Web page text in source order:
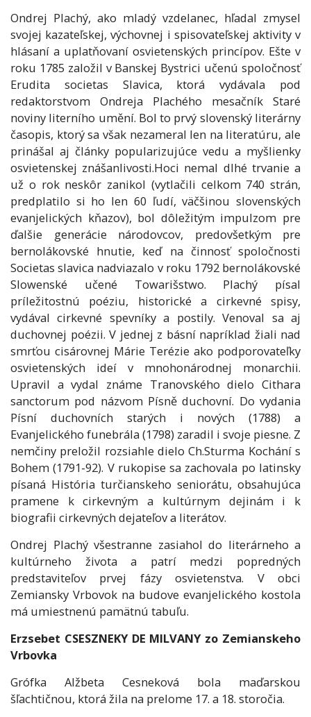
Ondrej Plachý, ako mladý vzdelanec, hľadal zmysel
svojej kazateľskej, výchovnej i spisovateľskej aktivity v
hlásaní a uplatňovaní osvietenských princípov. Ešte v
roku 1785 založil v Banskej Bystrici učenú spoločnosť
Erudita societas Slavica, ktorá vydávala pod
redaktorstvom Ondreja Plachého mesačník Staré
noviny literního umění. Bol to prvý slovenský literárny
časopis, ktorý sa však nezameral len na literatúru, ale
prinášal aj články popularizujúce vedu a myšlienky
osvietenskej znášanlivosti.Hoci nemal dlhé trvanie a
už o rok neskôr zanikol (vytlačili celkom 740 strán,
predplatilo si ho len 60 ľudí, väčšinou slovenských
evanjelických kňazov), bol dôležitým impulzom pre
ďalšie generácie národovcov, predovšetkým pre
bernolákovské hnutie, keď na činnosť spoločnosti
Societas slavica nadviazalo v roku 1792 bernolákovské
Slowenské učené Towarišstwo. Plachý písal
príležitostnú poéziu, historické a cirkevné spisy,
vydával cirkevné spevníky a postily. Venoval sa aj
duchovnej poézii. V jednej z básní napríklad žiali nad
smrťou cisárovnej Márie Terézie ako podporovateľky
osvietenských ideí v mnohonárodnej monarchii.
Upravil a vydal známe Tranovského dielo Cithara
sanctorum pod názvom Písně duchovní. Do vydania
Písní duchovních starých i nových (1788) a
Evanjelického funebrála (1798) zaradil i svoje piesne. Z
nemčiny preložil rozsiahle dielo Ch.Sturma Kochání s
Bohem (1791-92). V rukopise sa zachovala po latinsky
písaná História turčianskeho seniorátu, obsahujúca
pramene k cirkevným a kultúrnym dejinám i k
biografii cirkevných dejateľov a literátov.
Ondrej Plachý všestranne zasiahol do literárneho a
kultúrneho života a patrí medzi popredných
predstaviteľov prvej fázy osvietenstva. V obci
Zemiansky Vrbovok na budove evanjelického kostola
má umiestnenú pamätnú tabuľu.
Erzsebet CSESZNEKY DE MILVANY zo Zemianskeho
Vrbovka
Grófka Alžbeta Cesneková bola maďarskou
šľachtičnou, ktorá žila na prelome 17. a 18. storočia.